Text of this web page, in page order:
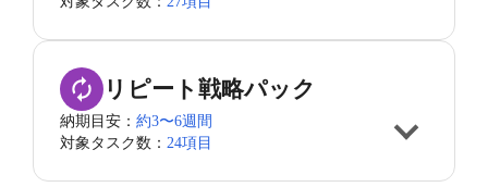
リピート戦略パック
納期目安：約3〜6週間
対象タスク数： 24項目